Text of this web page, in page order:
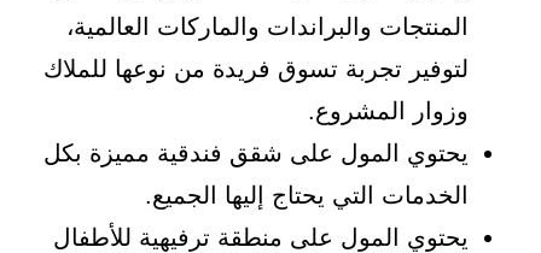
المنتجات والبراندات والماركات العالمية،
لتوفير تجربة تسوق فريدة من نوعها للملاك
وزوار المشروع.
يحتوي المول على شقق فندقية مميزة بكل
الخدمات التي يحتاج إليها الجميع.
يحتوي المول على منطقة ترفيهية للأطفال